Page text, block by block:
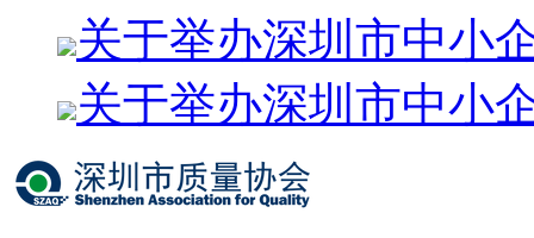
关于举办深圳市中小
关于举办深圳市中小